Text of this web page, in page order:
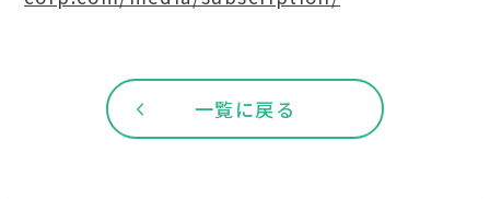
一覧に戻る